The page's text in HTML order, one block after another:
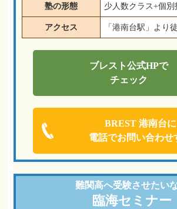
塾の形態 少人数クラス+個別
アクセス 「港南台駅」より
ブレスト公式HPで
チェック
BREST 港南台に
電話でお問い合わせ
難関高へ受験させたい
臨海セミナー